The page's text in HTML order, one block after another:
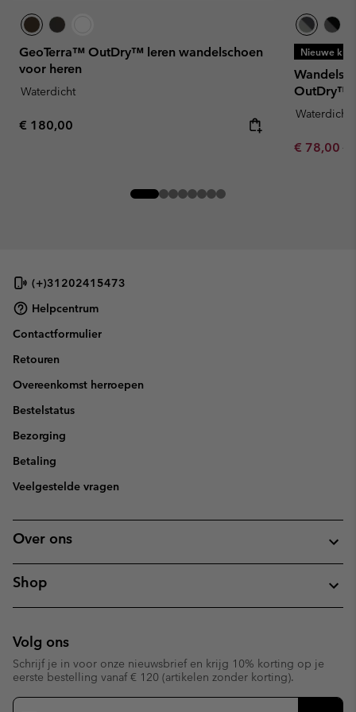
GeoTerra™ OutDry™ leren wandelschoen
voor heren
Waterdicht
Regular price:
€ 180,00
Nieuwe
OutDry™
Waterdicht
Sale price:
€ 78,00€
(+)31202415473
Helpcentrum
Contactformulier
Retouren
Overeenkomst herroepen
Bestelstatus
Bezorging
Betaling
Veelgestelde vragen
Over ons
Shop
Volg ons
Schrijf je in voor onze nieuwsbrief en krijg 10% korting op je
eerste bestelling vanaf € 120 (artikelen zonder korting).
Aanmelden